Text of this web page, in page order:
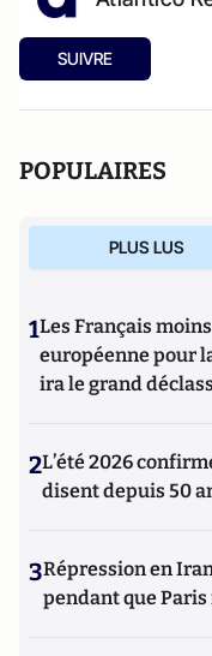
SUIVRE
POPULAIRES
PLUS LUS
1Les Français
européenne pour
ira le grand
2L’été 2026
disent depuis 50
3Répression en
pendant que